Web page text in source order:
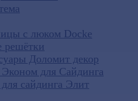
с люком Docke
решётки
Доломит декор
для Сайдинга
cайдинга Элит